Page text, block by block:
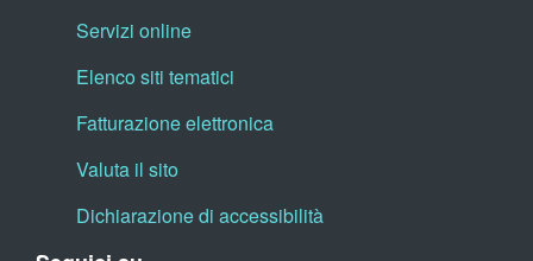
Servizi online
Elenco siti tematici
Fatturazione elettronica
Valuta il sito
Dichiarazione di accessibilità